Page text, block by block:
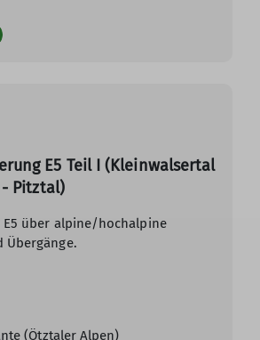
E5 Teil I (Kleinwalsertal
Pitztal)
E5 über alpine/hochalpine
Übergänge.
(Ötztaler Alpen)